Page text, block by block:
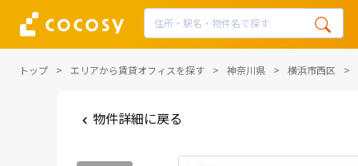
トップ エリアから賃貸オフィスを探す 神奈川県 横浜市西区
物件詳細に戻る